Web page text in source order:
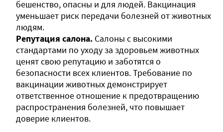
бешенство, опасны и для людей. Вакцинация
уменьшает риск передачи болезней от животных
людям.
Репутация салона. Салоны с высокими
стандартами по уходу за здоровьем животных
ценят свою репутацию и заботятся о
безопасности всех клиентов. Требование по
вакцинации животных демонстрирует
ответственное отношение к предотвращению
распространения болезней, что повышает
доверие клиентов.